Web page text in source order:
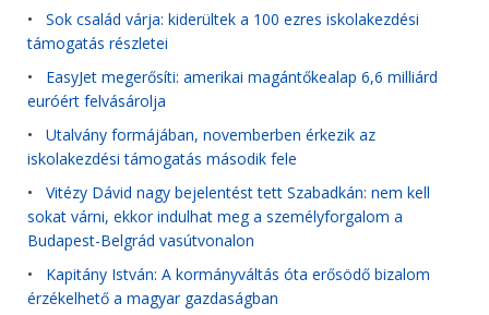
• Sok család várja: kiderültek a 100 ezres iskolakezdési
támogatás részletei
• EasyJet megerősíti: amerikai magántőkealap 6,6 milliárd
euróért felvásárolja
• Utalvány formájában, novemberben érkezik az
iskolakezdési támogatás második fele
• Vitézy Dávid nagy bejelentést tett Szabadkán: nem kell
sokat várni, ekkor indulhat meg a személyforgalom a
Budapest-Belgrád vasútvonalon
• Kapitány István: A kormányváltás óta erősödő bizalom
érzékelhető a magyar gazdaságban